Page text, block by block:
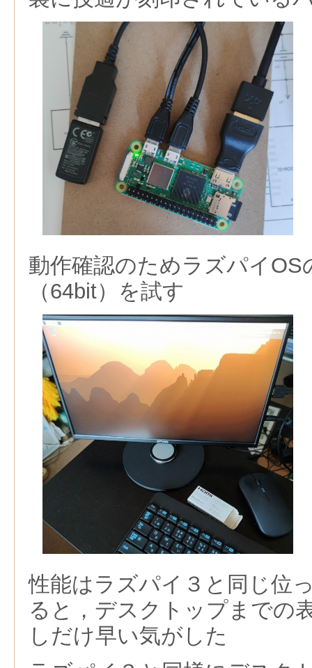
動作確認のためラズパイ
（64bit）を試す
性能はラズパイ３と同じ位
ると，デスクトップまでの
しだけ早い気がした